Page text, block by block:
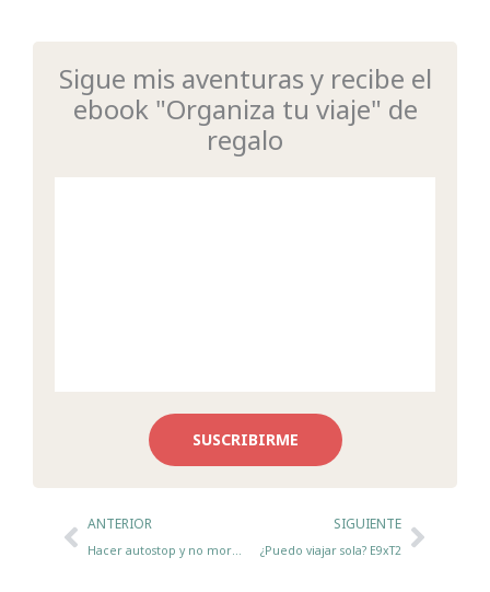
Sigue mis aventuras y recibe el
ebook "Organiza tu viaje" de
regalo
SUSCRIBIRME
AntANTERIOR
Hacer autostop y no morir en el intento E7xT2
SIGUIENTE
¿Puedo viajar sola? E9xT2